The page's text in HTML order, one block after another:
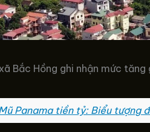
Bắc Hồng ghi nhận mức
Panama tiền tỷ: Biểu tượng